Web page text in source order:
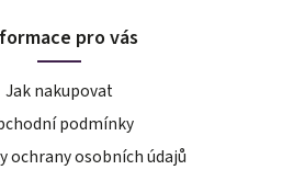
pro vás
Jak nakupovat
podmínky
ochrany osobních údajů